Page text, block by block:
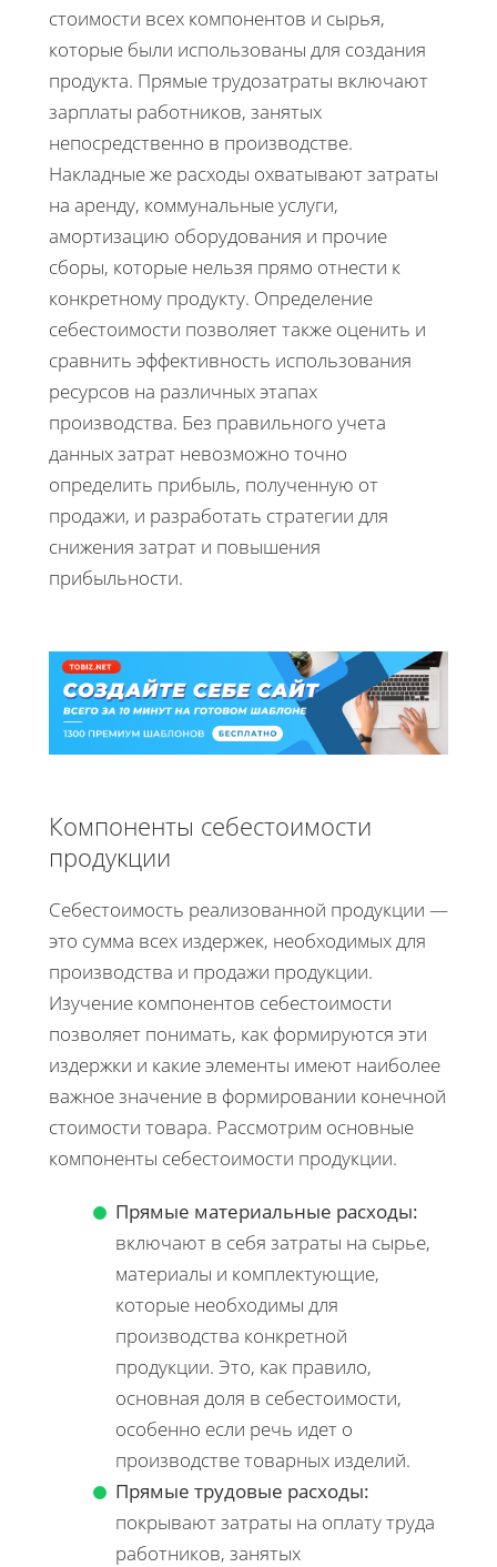
стоимости всех компонентов и сырья,
которые были использованы для создания
продукта. Прямые трудозатраты включают
зарплаты работников, занятых
непосредственно в производстве.
Накладные же расходы охватывают затраты
на аренду, коммунальные услуги,
амортизацию оборудования и прочие
сборы, которые нельзя прямо отнести к
конкретному продукту. Определение
себестоимости позволяет также оценить и
сравнить эффективность использования
ресурсов на различных этапах
производства. Без правильного учета
данных затрат невозможно точно
определить прибыль, полученную от
продажи, и разработать стратегии для
снижения затрат и повышения
прибыльности.
Компоненты себестоимости
продукции
Себестоимость реализованной продукции —
это сумма всех издержек, необходимых для
производства и продажи продукции.
Изучение компонентов себестоимости
позволяет понимать, как формируются эти
издержки и какие элементы имеют наиболее
важное значение в формировании конечной
стоимости товара. Рассмотрим основные
компоненты себестоимости продукции.
Прямые материальные расходы:
включают в себя затраты на сырье,
материалы и комплектующие,
которые необходимы для
производства конкретной
продукции. Это, как правило,
основная доля в себестоимости,
особенно если речь идет о
производстве товарных изделий.
Прямые трудовые расходы:
покрывают затраты на оплату труда
работников, занятых